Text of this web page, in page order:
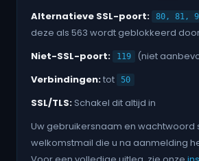
Alternatieve SSL-poort: 80, 81,
deze als 563 wordt geblokkeerd
Niet-SSL-poort:
119
(niet
Verbindingen:tot 50
SSL/TLS: Schakel dit altijd in
Uw gebruikersnaam en wachtwoord
welkomstmail die u na aanmelding